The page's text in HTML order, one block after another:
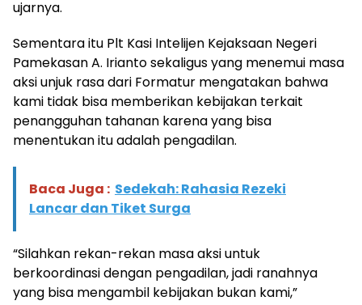
ujarnya.
Sementara itu Plt Kasi Intelijen Kejaksaan Negeri
Pamekasan A. Irianto sekaligus yang menemui masa
aksi unjuk rasa dari Formatur mengatakan bahwa
kami tidak bisa memberikan kebijakan terkait
penangguhan tahanan karena yang bisa
menentukan itu adalah pengadilan.
Baca Juga : Sedekah: Rahasia Rezeki
Lancar dan Tiket Surga
“Silahkan rekan-rekan masa aksi untuk
berkoordinasi dengan pengadilan, jadi ranahnya
yang bisa mengambil kebijakan bukan kami,”